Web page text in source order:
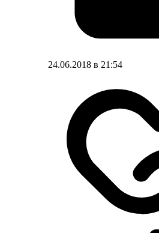
24.06.2018 в 21:54